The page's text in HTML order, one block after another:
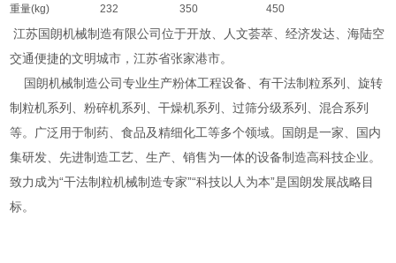
重量(kg) 232 350 450
江苏国朗机械制造有限公司位于开放、人文荟萃、经济发达、海陆空
交通便捷的文明城市，江苏省张家港市。
国朗机械制造公司专业生产粉体工程设备、有干法制粒系列、旋转
制粒机系列、粉碎机系列、干燥机系列、过筛分级系列、混合系列
等。广泛用于制药、食品及精细化工等多个领域。国朗是一家、国内
集研发、先进制造工艺、生产、销售为一体的设备制造高科技企业。
致力成为“干法制粒机械制造专家”“科技以人为本”是国朗发展战略目
标。